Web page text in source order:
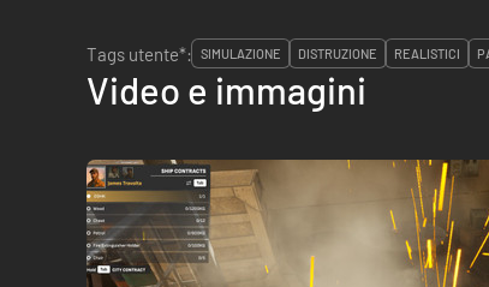
Tags utente*:
SIMULAZIONE DISTRUZIONE REALISTICI
Video e immagini